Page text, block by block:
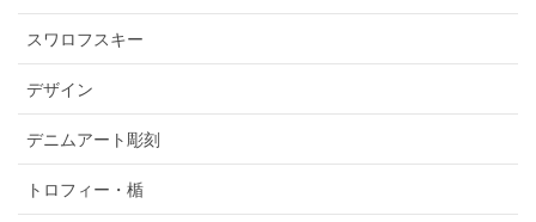
スワロフスキー
デザイン
デニムアート彫刻
トロフィー・楯